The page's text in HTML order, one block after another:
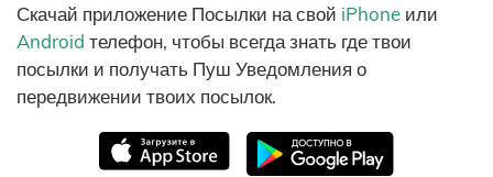
Скачай приложение Посылки на свой iPhone или
Android телефон, чтобы всегда знать где твои
посылки и получать Пуш Уведомления о
передвижении твоих посылок.